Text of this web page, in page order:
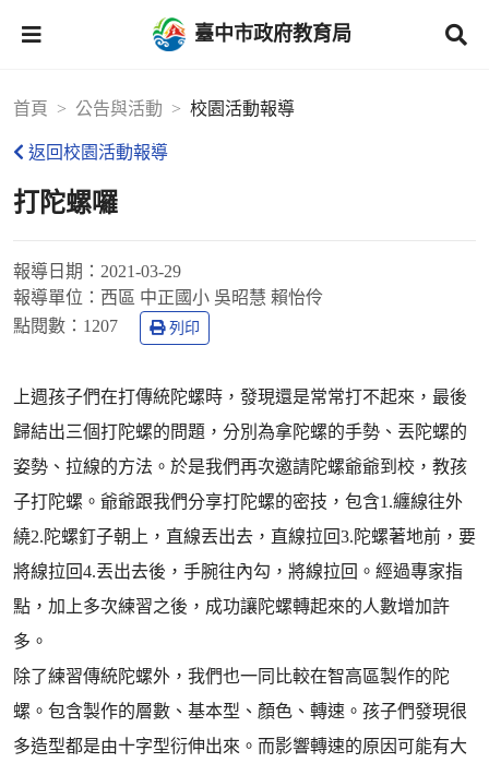
臺中市政府教育局
首頁 公告與活動 校園活動報導
返回校園活動報導
打陀螺囉
報導日期： 2021-03-29
報導單位： 西區 中正國小 吳昭慧 賴怡伶
點閱數： 1207 列印
上週孩子們在打傳統陀螺時，發現還是常常打不起來，最後
歸結出三個打陀螺的問題，分別為拿陀螺的手勢、丟陀螺的
姿勢、拉線的方法。於是我們再次邀請陀螺爺爺到校，教孩
子打陀螺。爺爺跟我們分享打陀螺的密技，包含1.纏線往外
繞2.陀螺釘子朝上，直線丟出去，直線拉回3.陀螺著地前，要
將線拉回4.丟出去後，手腕往內勾，將線拉回。經過專家指
點，加上多次練習之後，成功讓陀螺轉起來的人數增加許
多。
除了練習傳統陀螺外，我們也一同比較在智高區製作的陀
螺。包含製作的層數、基本型、顏色、轉速。孩子們發現很
多造型都是由十字型衍伸出來。而影響轉速的原因可能有大